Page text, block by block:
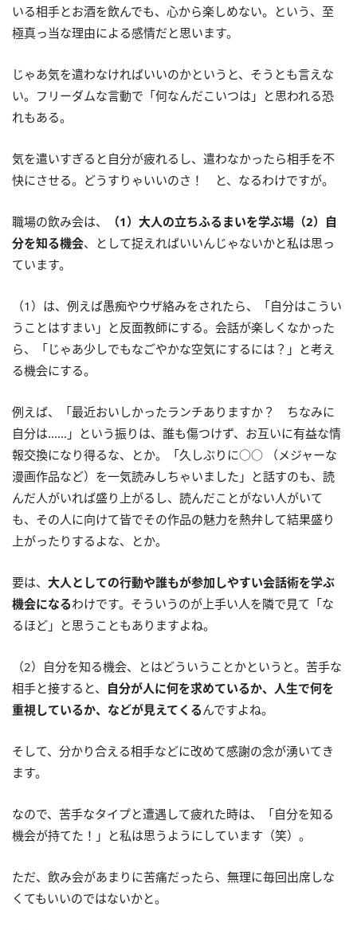
いる相手とお酒を飲んでも、心から楽しめない。という、至
極真っ当な理由による感情だと思います。
じゃあ気を遣わなければいいのかというと、そうとも言えな
い。フリーダムな言動で「何なんだこいつは」と思われる恐
れもある。
気を遣いすぎると自分が疲れるし、遣わなかったら相手を不
快にさせる。どうすりゃいいのさ！ と、なるわけですが。
職場の飲み会は、
（1）大人の立ちふるまいを学ぶ場（2）自
分を知る機会、として捉えればいいんじゃないかと私は思っ
ています。
（1）は、例えば愚痴やウザ絡みをされたら、「自分はこうい
うことはすまい」と反面教師にする。会話が楽しくなかった
ら、「じゃあ少しでもなごやかな空気にするには？」と考え
る機会にする。
例えば、「最近おいしかったランチありますか？ ちなみに
自分は……」という振りは、誰も傷つけず、お互いに有益な情
報交換になり得るな、とか。「久しぶりに○○ （メジャーな
漫画作品など）を一気読みしちゃいました」と話すのも、読
んだ人がいれば盛り上がるし、読んだことがない人がいて
も、その人に向けて皆でその作品の魅力を熱弁して結果盛り
上がったりするよな、とか。
要は、 大人としての行動や誰もが参加しやすい会話術を学ぶ
機会になるわけです。そういうのが上手い人を隣で見て「な
るほど」と思うこともありますよね。
（2）自分を知る機会、とはどういうことかというと。苦手な
相手と接すると、 自分が人に何を求めているか、人生で何を
重視しているか、などが見えてくる んですよね。
そして、分かり合える相手などに改めて感謝の念が湧いてき
ます。
なので、苦手なタイプと遭遇して疲れた時は、「自分を知る
機会が持てた！」と私は思うようにしています（笑）。
ただ、飲み会があまりに苦痛だったら、無理に毎回出席しな
くてもいいのではないかと。